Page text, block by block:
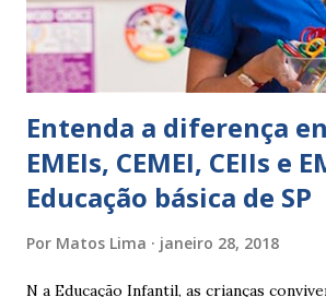
Ainda não desenvolveu habilidades para
ambiente...
Entenda a diferença
EMEIs, CEMEI, CEIIs e
Educação básica de SP
Por Matos Lima janeiro 28, 2018
N a Educação Infantil, as crianças